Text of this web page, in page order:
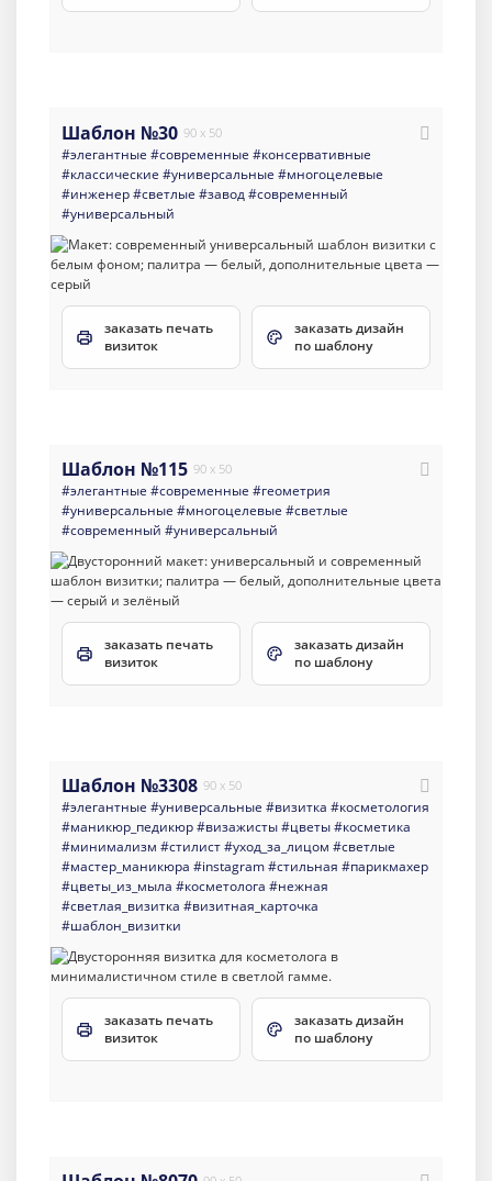
Шаблон №30 90 x 50
#элегантные #современные #консервативные
#классические #универсальные #многоцелевые
#инженер#светлые #завод#современный
#универсальный
заказать печать
визиток
заказать дизайн
по шаблону
Шаблон №115 90 x 50
#элегантные #современные #геометрия
#универсальные #многоцелевые #светлые
#современный #универсальный
заказать печать
визиток
заказать дизайн
по шаблону
Шаблон №3308 90 x 50
#элегантные #универсальные #визитка #косметология
#маникюр_педикюр#визажисты#цветы#косметика
#минимализм #стилист#уход_за_лицом #светлые
#мастер_маникюра #instagram#стильная #парикмахер
#цветы_из_мыла #косметолога #нежная
#светлая_визитка #визитная_карточка
#шаблон_визитки
заказать печать
визиток
заказать дизайн
по шаблону